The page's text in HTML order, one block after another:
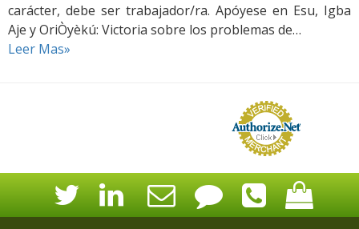
carácter, debe ser trabajador/ra. Apóyese en Esu, Igba
Aje y OriÒyèkú: Victoria sobre los problemas de…
Leer Mas»